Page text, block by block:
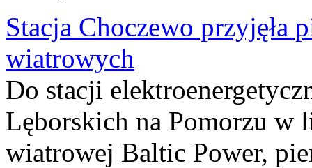
Stacja Choczewo przyjęła
wiatrowych
Do stacji
Lęborskich na Pomorzu w
wiatrowej Baltic Power,